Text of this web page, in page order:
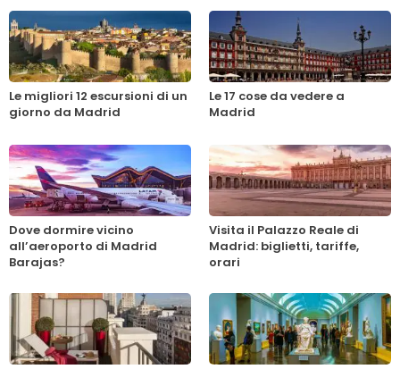
Le migliori 12 escursioni di un
giorno da Madrid
Le 17 cose da vedere a
Madrid
Dove dormire vicino
all’aeroporto di Madrid
Barajas?
Visita il Palazzo Reale di
Madrid: biglietti, tariffe,
orari